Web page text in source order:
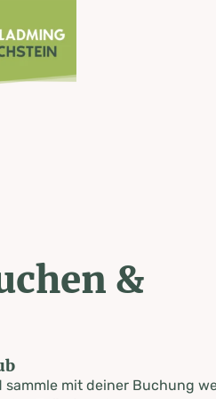
&
mit deiner Buchung